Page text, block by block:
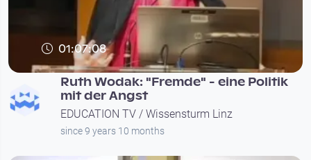
01:07:08
Ruth Wodak: "Fremde" - eine Politik
mit der Angst
EDUCATION TV / Wissensturm Linz
since 9 years 10 months